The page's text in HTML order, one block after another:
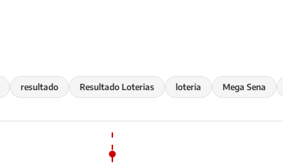
resultado Resultado Loterias loteria Mega Sena